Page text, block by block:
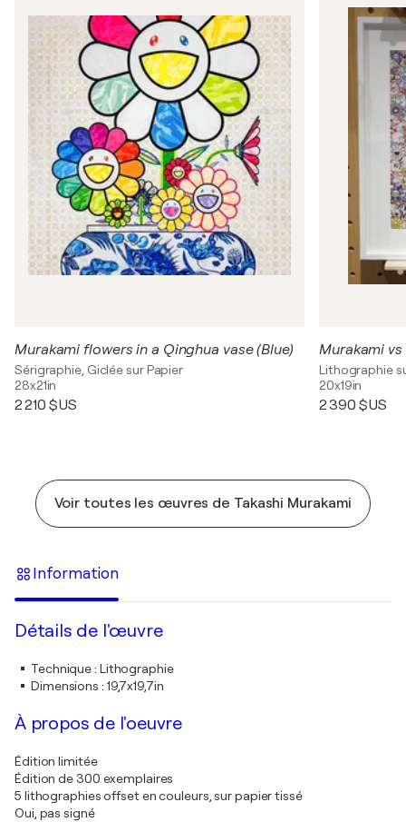
Murakami flowers in a Qinghua vase (Blue)
Sérigraphie, Giclée sur Papier
28x21in
2 210 $US
Murakami
Lithographie
20x19in
2 390 $US
Voir toutes les œuvres de Takashi Murakami
Information
Détails de l'œuvre
Technique: Lithographie
Dimensions : 19,7x19,7in
À propos de l'oeuvre
Édition limitée
Édition de 300 exemplaires
5 lithographies offset en couleurs, sur papier tissé
Oui, pas signé